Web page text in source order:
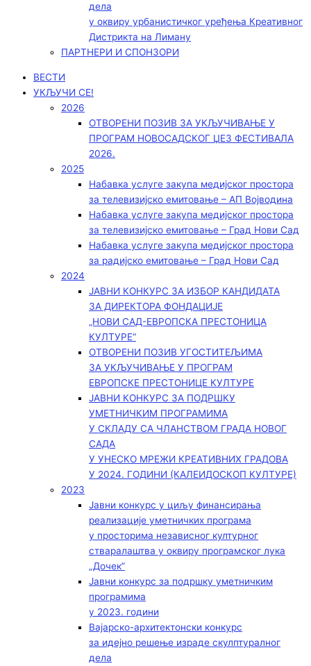
дела
у оквиру урбанистичког уређења Креативног
Дистрикта на Лиману
ПАРТНЕРИ И СПОНЗОРИ
ВЕСТИ
УКЉУЧИ СЕ!
2026
ОТВОРЕНИ ПОЗИВ ЗА УКЉУЧИВАЊЕ У
ПРОГРАМ НОВОСАДСКОГ ЏЕЗ ФЕСТИВАЛА
2026.
2025
Набавка услуге закупа медијског простора
за телевизијско емитовање – АП Војводинa
Набавка услуге закупа медијског простора
за телевизијско емитовање – Град Нови Сад
Набавка услуге закупа медијског простора
за радијско емитовање – Град Нови Сад
2024
ЈАВНИ КОНКУРС ЗА ИЗБОР КАНДИДАТА
ЗА ДИРЕКТОРА ФОНДАЦИЈЕ
„НОВИ САД-ЕВРОПСКА ПРЕСТОНИЦА
КУЛТУРЕ“
ОТВОРЕНИ ПОЗИВ УГОСТИТЕЉИМА
ЗА УКЉУЧИВАЊЕ У ПРОГРАМ
ЕВРОПСКЕ ПРЕСТОНИЦЕ КУЛТУРЕ
ЈАВНИ КОНКУРС ЗА ПОДРШКУ
УМЕТНИЧКИМ ПРОГРАМИМА
У СКЛАДУ СА ЧЛАНСТВОМ ГРАДА НОВОГ
САДА
У УНЕСКО МРЕЖИ КРЕАТИВНИХ ГРАДОВА
У 2024. ГОДИНИ (КАЛЕИДОСКОП КУЛТУРЕ)
2023
Јавни конкурс у циљу финансирања
реализације уметничких програма
у просторима независног културног
стваралаштва у оквиру програмског лука
„Дочек”
Јавни конкурс за подршку уметничким
програмима
у 2023. години
Вајарско-архитектонски конкурс
за идејно решење израде скулптуралног
дела